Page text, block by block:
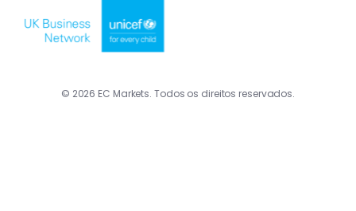
© 2026 EC Markets. Todos os direitos reservados.